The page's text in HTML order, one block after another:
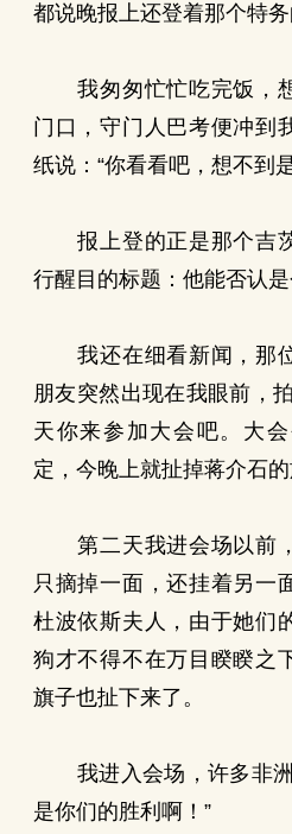
都说晚报上还登着那个特务
我匆匆忙忙吃完饭，想
门口，守门人巴考便冲到
纸说：“你看看吧，想不到
报上登的正是那个吉
行醒目的标题：他能否认是
我还在细看新闻，那位
朋友突然出现在我眼前，
天你来参加大会吧。大
定，今晚上就扯掉蒋介石的
第二天我进会场以前，
只摘掉一面，还挂着另一
杜波依斯夫人，由于她们
狗才不得不在万目睽睽之
旗子也扯下来了。
我进入会场，许多非洲
是你们的胜利啊！”